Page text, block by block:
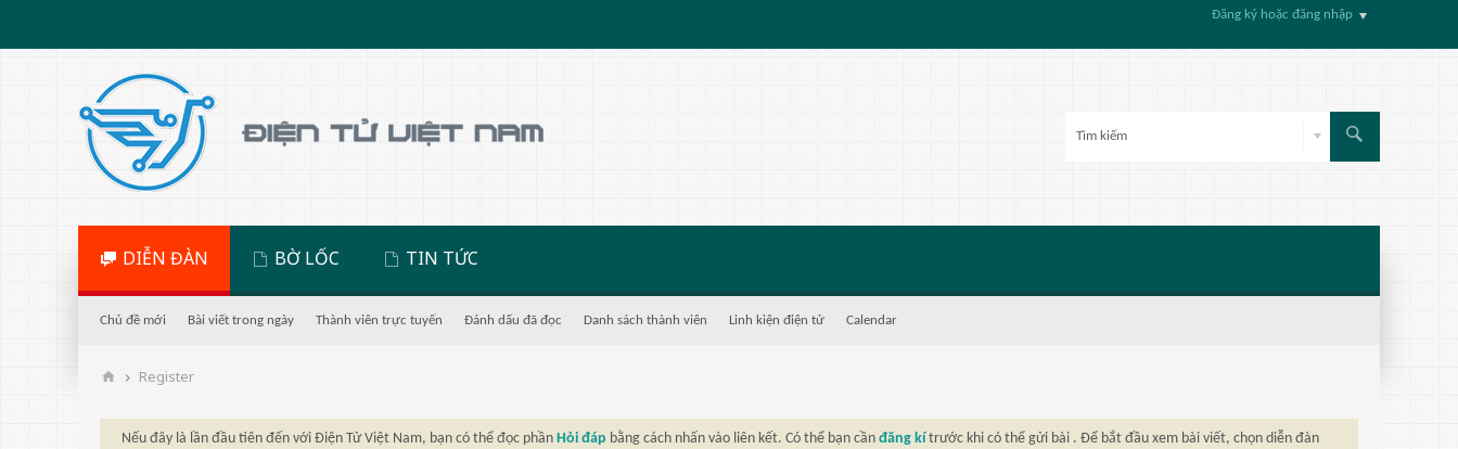
Đăng ký hoặc đăng nhập
DIỄN ĐÀN BỜ LỐC TIN TỨC
Chủ đề mới Bài viết trong ngày Thành viên trực tuyến Đánh dấu đã đọc Danh sách thành viên Linh kiện điện tử Calendar
Register
Nếu đây là lần đầu tiên đến với Điện Tử Việt Nam, bạn có thể đọc phần Hỏi đáp bằng cách nhấn vào liên kết. Có thể bạn cần đăng kí trước khi có thể gửi bài . Để bắt đầu xem bài viết, chọn diễn đàn